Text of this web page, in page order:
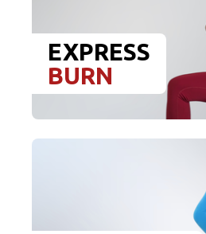
EXPRESS
BURN